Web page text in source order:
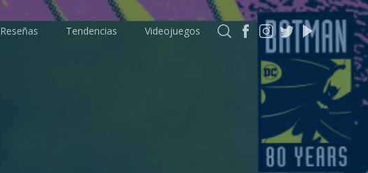
Reseñas Tendencias Videojuegos